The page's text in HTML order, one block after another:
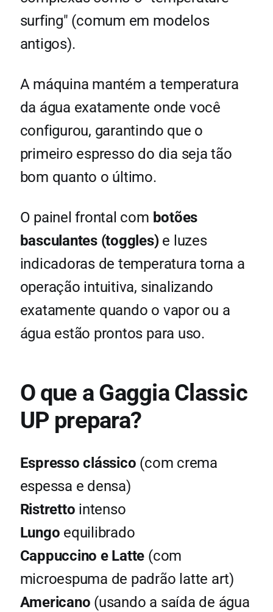
surfing" (comum em modelos
antigos).
A máquina mantém a temperatura
da água exatamente onde você
configurou, garantindo que o
primeiro espresso do dia seja tão
bom quanto o último.
O painel frontal com botões
basculantes (toggles) e luzes
indicadoras de temperatura torna a
operação intuitiva, sinalizando
exatamente quando o vapor ou a
água estão prontos para uso.
O que a Gaggia Classic
UP prepara?
Espresso clássico (com crema
espessa e densa)
Ristretto intenso
Lungo equilibrado
Cappuccino e Latte (com
microespuma de padrão latte art)
Americano (usando a saída de água